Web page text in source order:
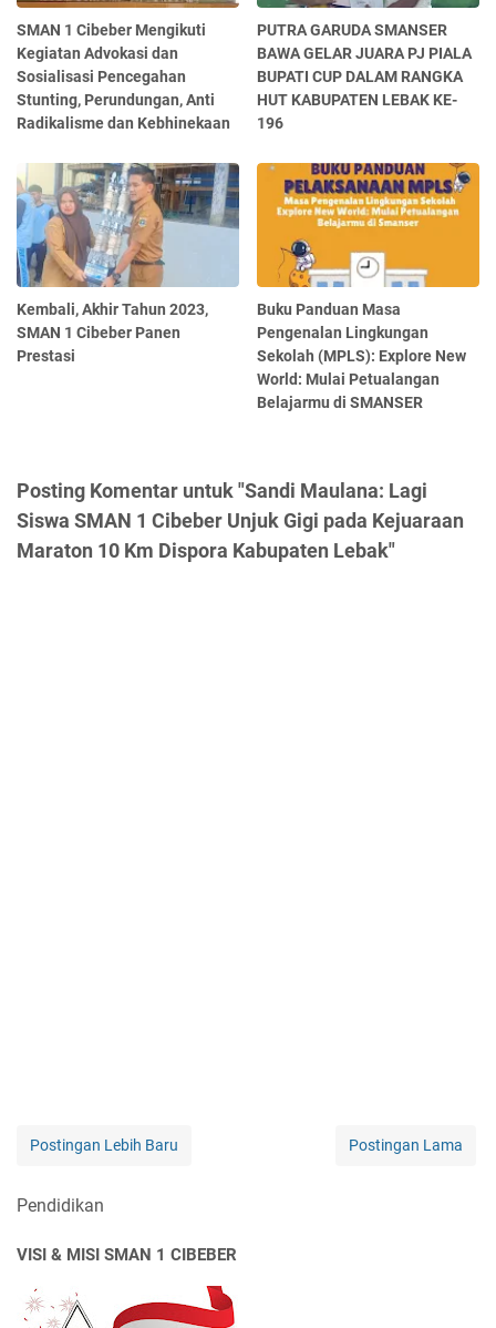
SMAN 1 Cibeber Mengikuti
Kegiatan Advokasi dan
Sosialisasi Pencegahan
Stunting, Perundungan, Anti
Radikalisme dan Kebhinekaan
PUTRA GARUDA SMANSER
BAWA GELAR JUARA PJ PIALA
BUPATI CUP DALAM RANGKA
HUT KABUPATEN LEBAK KE-
196
Kembali, Akhir Tahun 2023,
SMAN 1 Cibeber Panen
Prestasi
Buku Panduan Masa
Pengenalan Lingkungan
Sekolah (MPLS): Explore New
World: Mulai Petualangan
Belajarmu di SMANSER
Posting Komentar untuk "Sandi Maulana: Lagi
Siswa SMAN 1 Cibeber Unjuk Gigi pada Kejuaraan
Maraton 10 Km Dispora Kabupaten Lebak"
Postingan Lebih Baru Postingan Lama
Pendidikan
VISI & MISI SMAN 1 CIBEBER